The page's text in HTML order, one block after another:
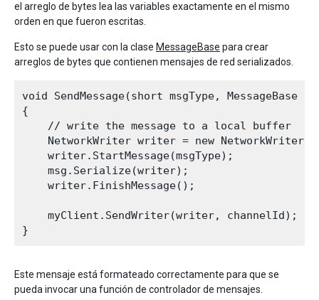
el arreglo de bytes lea las variables exactamente en el mismo
orden en que fueron escritas.
Esto se puede usar con la clase MessageBase para crear
arreglos de bytes que contienen mensajes de red serializados.
void SendMessage(short msgType, MessageBase
{
    // write the message to a local buffer
NetworkWriter writer = new
    writer.StartMessage(msgType);
    msg.Serialize(writer);
    writer.FinishMessage();
    myClient.SendWriter(writer, channelId);
Este mensaje está formateado correctamente para que se
pueda invocar una función de controlador de mensajes.